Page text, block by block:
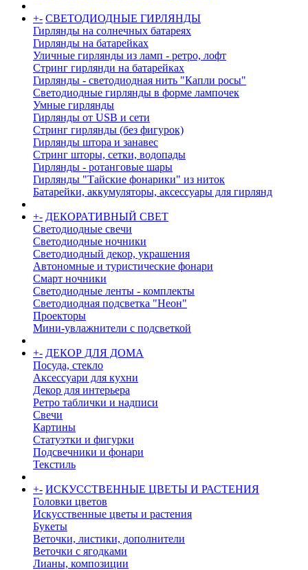
+- СВЕТОДИОДНЫЕ ГИРЛЯНДЫ
Гирлянды на солнечных батареях
Гирлянды на батарейках
Уличные гирлянды из ламп - ретро, лофт
Стринг гирлянди на батарейках
Гирлянды - светодиодная нить "Капли росы"
Светодиодные гирлянды в форме лампочек
Умные гирлянды
Гирлянды от USB и сети
Стринг гирлянды (без фигурок)
Гирлянды штора и занавес
Стринг шторы, сетки, водопады
Гирлянды - ротанговые шары
Гирлянды "Тайские фонарики" из ниток
Батарейки, аккумуляторы, аксессуары для гирлянд
+- ДЕКОРАТИВНЫЙ СВЕТ
Светодиодные свечи
Светодиодные ночники
Светодиодный декор, украшения
Автономные и туристические фонари
Смарт ночники
Светодиодные ленты - комплекты
Светодиодная подсветка "Неон"
Проекторы
Мини-увлажнители с подсветкой
+- ДЕКОР ДЛЯ ДОМА
Посуда, стекло
Аксессуари для кухни
Декор для интерьера
Ретро таблички и надписи
Свечи
Картины
Статуэтки и фигурки
Подсвечники и фонари
Текстиль
+- ИСКУССТВЕННЫЕ ЦВЕТЫ И РАСТЕНИЯ
Головки цветов
Искусственные цветы и растения
Букеты
Веточки, листики, дополнители
Веточки с ягодками
Лианы, композиции